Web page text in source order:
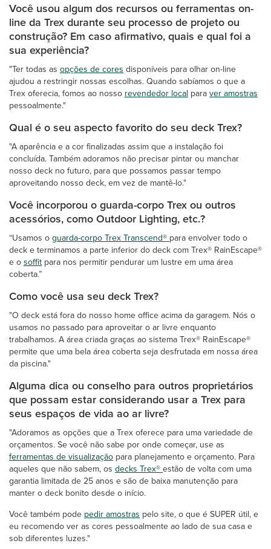
Você usou algum dos recursos ou ferramentas on-
line da Trex durante seu processo de projeto ou
construção? Em caso afirmativo, quais e qual foi a
sua experiência?
"Ter todas as opções de cores disponíveis para olhar on-line
ajudou a restringir nossas escolhas. Quando sabíamos o que a
Trex oferecia, fomos ao nosso revendedor local paraver amostras
pessoalmente."
Qual é o seu aspecto favorito do seu deck Trex?
"A aparência e a cor finalizadas assim que a instalação foi
concluída. Também adoramos não precisar pintar ou manchar
nosso deck no futuro, para que possamos passar tempo
aproveitando nosso deck, em vez de mantê-lo."
Você incorporou o guarda-corpo Trex ou outros
acessórios, como Outdoor Lighting, etc.?
“Usamos oguarda-corpo Trex Transcend® para envolver todo o
deck e terminamos a parte inferior do deck com Trex® RainEscape®
e osoffit para nos permitir pendurar um lustre em uma área
coberta.”
Como você usa seu deck Trex?
"O deck está fora do nosso home office acima da garagem. Nós o
usamos no passado para aproveitar o ar livre enquanto
trabalhamos. A área criada graças ao sistema Trex® RainEscape®
permite que uma bela área coberta seja desfrutada em nossa área
da piscina."
Alguma dica ou conselho para outros proprietários
que possam estar considerando usar a Trex para
seus espaços de vida ao ar livre?
"Adoramos as opções que a Trex oferece para uma variedade de
orçamentos. Se você não sabe por onde começar, use as
ferramentas de visualização para planejamento e orçamento. Para
aqueles que não sabem, os decks Trex®estão de volta com uma
garantia limitada de 25 anos e são de baixa manutenção para
manter o deck bonito desde o início.
Você também pode pedir amostras pelo site, o que é SUPER útil, e
eu recomendo ver as cores pessoalmente ao lado de sua casa e
sob diferentes luzes."